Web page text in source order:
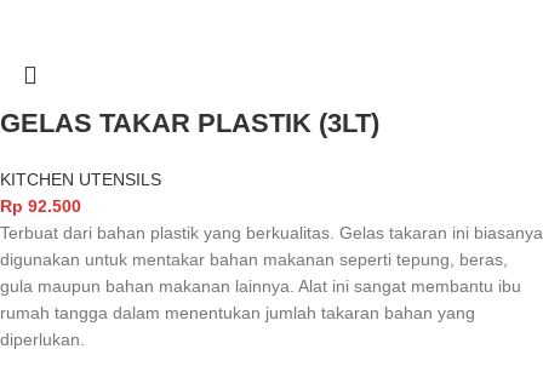
GELAS TAKAR PLASTIK (3LT)
KITCHEN UTENSILS
Rp 92.500
Terbuat dari bahan plastik yang berkualitas. Gelas takaran ini biasanya
digunakan untuk mentakar bahan makanan seperti tepung, beras,
gula maupun bahan makanan lainnya. Alat ini sangat membantu ibu
rumah tangga dalam menentukan jumlah takaran bahan yang
diperlukan.